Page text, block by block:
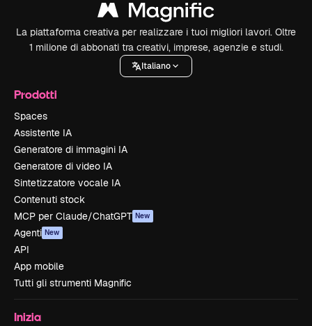
La piattaforma creativa per realizzare i tuoi migliori lavori. Oltre
1 milione di abbonati tra creativi, imprese, agenzie e studi.
Italiano
Prodotti
Spaces
Assistente IA
Generatore di immagini IA
Generatore di video IA
Sintetizzatore vocale IA
Contenuti stock
MCP per Claude/ChatGPT New
Agenti New
API
App mobile
Tutti gli strumenti Magnific
Inizia